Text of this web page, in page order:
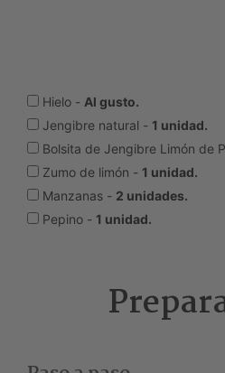
Hielo - Al gusto.
Jengibre natural - 1 unidad.
Bolsita de Jengibre Limón de
Zumo de limón - 1 unidad.
Manzanas - 2 unidades.
Pepino - 1 unidad.